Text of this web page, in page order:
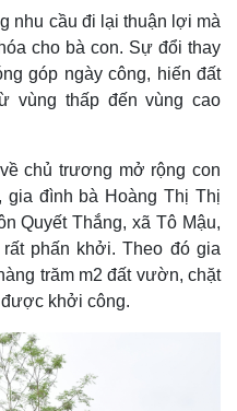
nhu cầu đi lại thuận lợi mà
cho bà con. Sự đổi thay
góp ngày công, hiến đất
vùng thấp đến vùng cao
chủ trương mở rộng con
đình bà Hoàng Thị Thị
Quyết Thắng, xã Tô Mậu,
phấn khởi. Theo đó gia
trăm m2 đất vườn, chặt
khởi công.